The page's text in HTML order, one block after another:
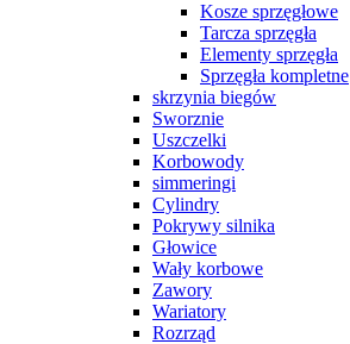
Kosze sprzęgłowe
Tarcza sprzęgła
Elementy sprzęgła
Sprzęgła kompletne
skrzynia biegów
Sworznie
Uszczelki
Korbowody
simmeringi
Cylindry
Pokrywy silnika
Głowice
Wały korbowe
Zawory
Wariatory
Rozrząd